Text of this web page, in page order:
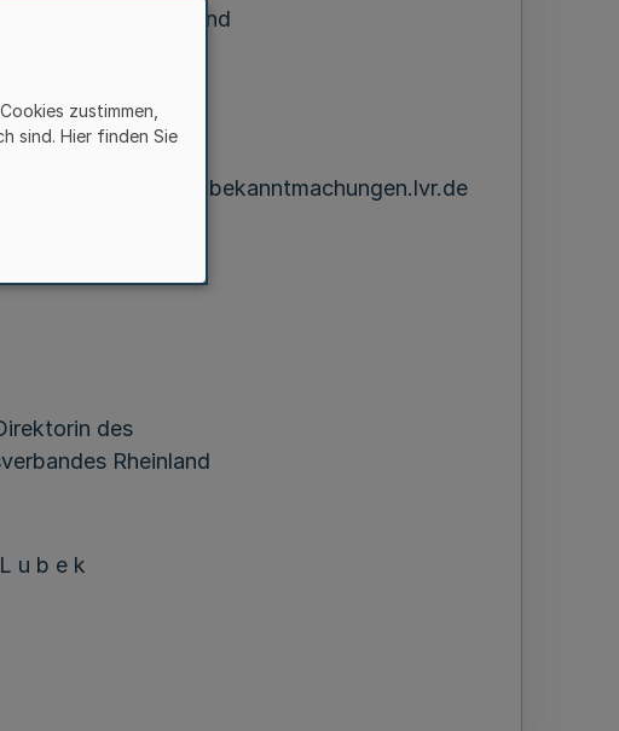
Rheinland
Internet unter www.bekanntmachungen.lvr.de
des
Rheinland
L u b e k
zustimmen,
sind. Hier finden Sie